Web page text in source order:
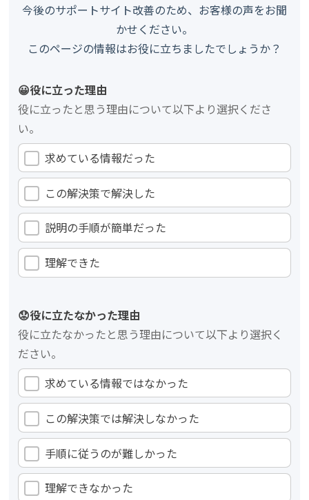
今後のサポートサイト改善のため、お客様の声をお聞
かせください。
このページの情報はお役に立ちましたでしょうか？
😀役に立った理由
役に立ったと思う理由について以下より選択くださ
い。
求めている情報だった
この解決策で解決した
説明の手順が簡単だった
理解できた
😟役に立たなかった理由
役に立たなかったと思う理由について以下より選択く
ださい。
求めている情報ではなかった
この解決策では解決しなかった
手順に従うのが難しかった
理解できなかった